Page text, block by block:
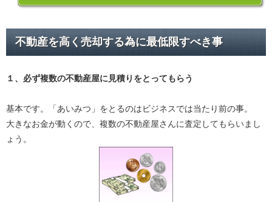
不動産を高く売却する為に最低限すべき事
１、必ず複数の不動産屋に見積り をとってもらう
基本です。「あいみつ」をとるのはビジネスでは当たり前の事。
大きなお金が動くので、複数の不動産屋さんに査定してもらいまし
ょう。